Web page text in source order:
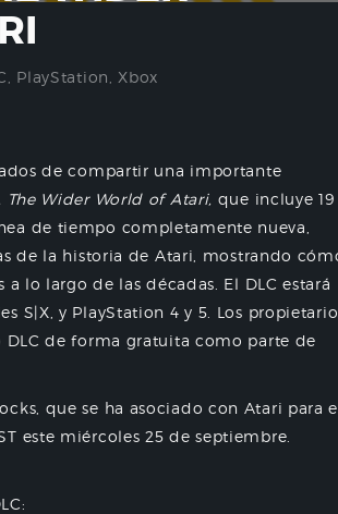
PlayStation Xbox
de compartir una importante
The Wider World of Atari, que incluye 19
de tiempo completamente nueva,
de la historia de Atari, mostrando
lo largo de las décadas. El DLC estará
S|X, y PlayStation 4 y 5. Los
de forma gratuita como parte de
que se ha asociado con Atari para
este miércoles 25 de septiembre.